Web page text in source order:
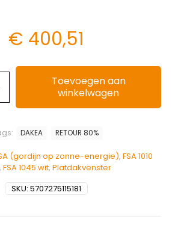
€ 400,51
Toevoegen aan
winkelwagen
SKU: 5707275115181
(gordijn op zonne-energie), FSA 1010
, FSA 1045 wit, Platdakvenster
DAKEA RETOUR 80%